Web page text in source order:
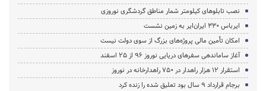
نصب تابلوهای کیلومتر شمار مناطق گردشگری نوروزی
ایرباس ۳۳۰ ایران‌ایر به زمین نشست
امکان تأمین مالی پروژه‌های بزرگ از سوی دولت نیست
آغاز ساماندهی سفرهای دریایی نوروز ۹۶ از ۲۵ اسفند‌
استقرار ۱۲ هزار راهدار در ۷۵۰ راهدارخانه در نوروز
برجام قرارداد ۹ سال بود تعلیق شده را زنده کرد